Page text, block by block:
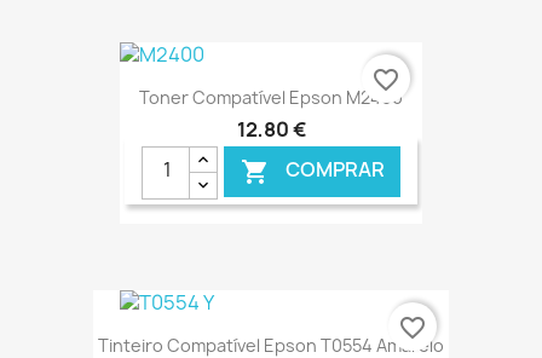
€ ONLINE
Toner Compatível Epson M2400
12,80 €
 COMPRAR
€ ONLINE
favorite_border
Tinteiro Compatível Epson T0554 Amarelo
favorite_border